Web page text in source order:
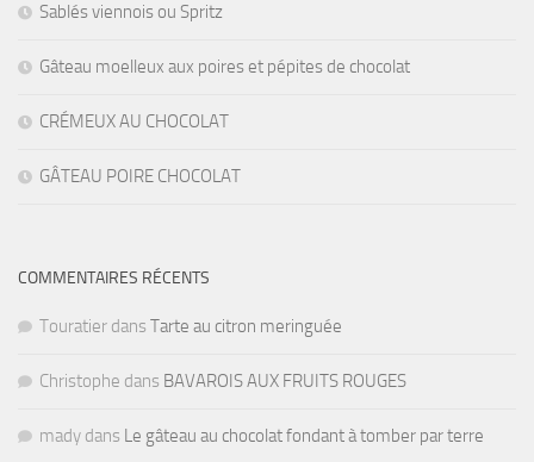
Sablés viennois ou Spritz
Gâteau moelleux aux poires et pépites de chocolat
CRÉMEUX AU CHOCOLAT
GÂTEAU POIRE CHOCOLAT
COMMENTAIRES RÉCENTS
Touratier dans Tarte au citron meringuée
Christophe dans BAVAROIS AUX FRUITS ROUGES
mady dans Le gâteau au chocolat fondant à tomber par terre